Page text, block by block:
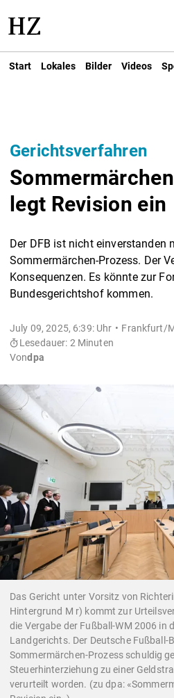
Start Lokales Bilder Videos
Gerichtsverfahren
legt Revision ein
Der DFB ist nicht einverstanden
Sommermärchen-Prozess. Der
Konsequenzen. Es könnte zur
Bundesgerichtshof kommen.
July 09, 2025, 6:39: Uhr
Frankfurt/
Lesedauer: 2 Minuten
Vondpa
Das Gericht unter Vorsitz von
Hintergrund M r) kommt zur
die Vergabe der Fußball-WM 2006 in
Landgerichts. Der Deutsche Fußball-
Sommermärchen-Prozess schuldig
Steuerhinterziehung zu einer
verurteilt worden. (zu dpa: